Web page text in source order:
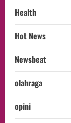
Health
Hot News
Newsbeat
olahraga
opini